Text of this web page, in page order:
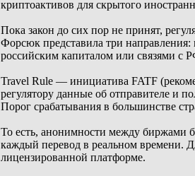
криптоактивов для скрытого
Пока закон до сих пор не принят,
Форсюк представила три
российским капиталом или связями с
Travel Rule — инициатива FATF
регулятору данные об отправителе и
Порог срабатывания в большинстве
То есть, анонимности между биржами
каждый перевод в реальном времени.
лицензированной платформе.